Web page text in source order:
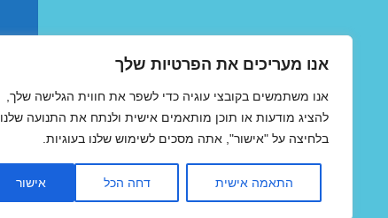
אנו מעריכים את הפרטיות שלך
אנו משתמשים בקובצי עוגיה כדי לשפר את חווית הגלישה שלך,
להציג מודעות או תוכן מותאמים אישית ולנתח את התנועה שלנו.
בלחיצה על "אישור", אתה מסכים לשימוש שלנו בעוגיות.
התאמה אישית דחה הכל אישור
MegaFlights טיסות מוזלות
חיפוש